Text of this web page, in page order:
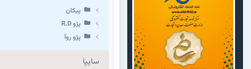
پیکان
پژو R.D
پژو روآ
سایپا